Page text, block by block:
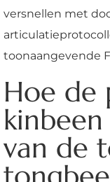
versnellen met
toonaangevende
Hoe de
van de